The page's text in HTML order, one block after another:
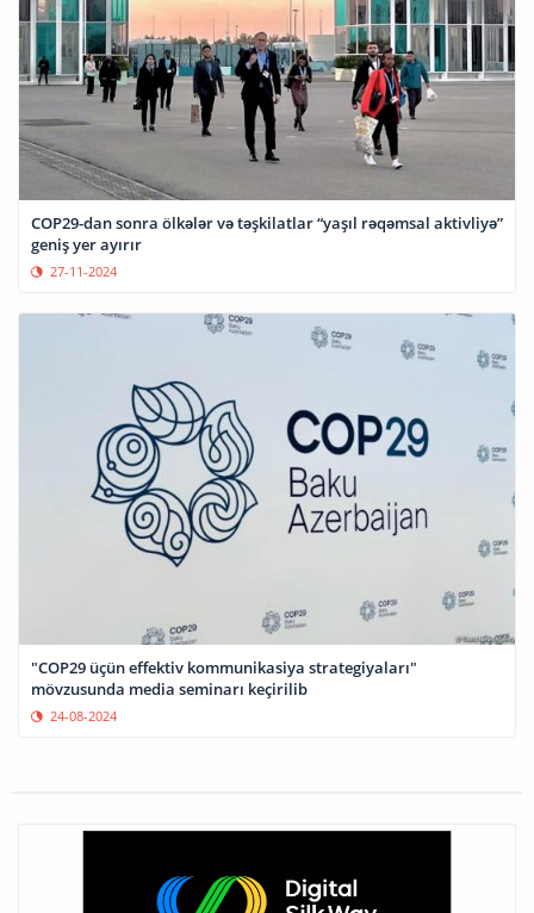
COP29-dan sonra ölkələr və təşkilatlar “yaşıl rəqəmsal aktivliyə”
geniş yer ayırır
27-11-2024
"COP29 üçün effektiv kommunikasiya strategiyaları"
mövzusunda media seminarı keçirilib
24-08-2024